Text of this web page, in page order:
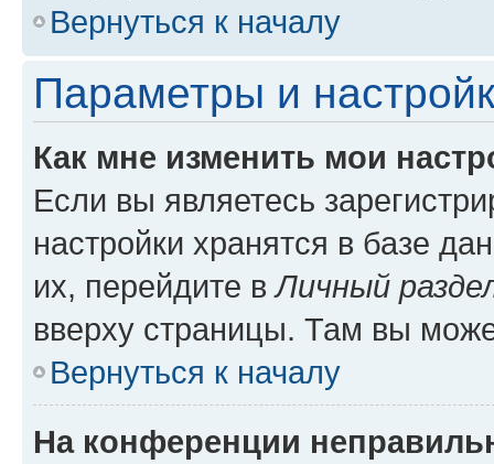
Вернуться к началу
Параметры и
Как мне изменить мои
Если вы являетесь
настройки хранятся в базе
их, перейдите вЛичный
вверху страницы. Там вы
Вернуться к началу
На конференции